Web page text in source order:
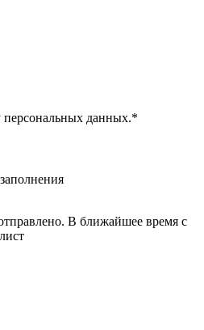
персональных данных.*
В ближайшее время с